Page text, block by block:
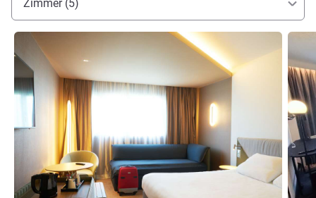
Valerie Chaillot, Hotel Direktion
Zimmer (5)
Details ansehen